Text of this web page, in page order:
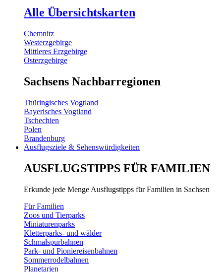
Alle Übersichtskarten
Chemnitz
Westerzgebirge
Mittleres Erzgebirge
Osterzgebirge
Sachsens Nachbarregionen
Thüringisches Vogtland
Bayerisches Vogtland
Tschechien
Polen
Brandenburg
Ausflugsziele & Sehenswürdigkeiten
AUSFLUGSTIPPS FÜR FAMILIEN
Erkunde jede Menge Ausflugstipps für Familien in Sachsen
Für Familien
Zoos und Tierparks
Miniaturenparks
Kletterparks- und wälder
Schmalspurbahnen
Park- und Pioniereisenbahnen
Sommerrodelbahnen
Planetarien